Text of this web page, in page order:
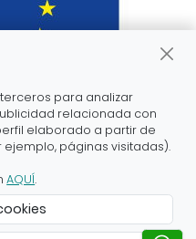
por el proyecto
de investigación e
la Unión Europea en
para analizar
relacionada con
elaborado a partir de
páginas visitadas).
AQUÍ.